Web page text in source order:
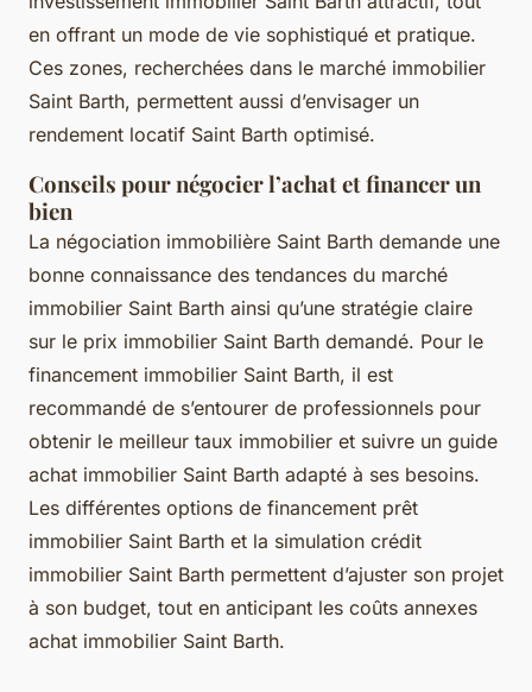
en offrant un mode de vie sophistiqué et pratique.
Ces zones, recherchées dans le marché immobilier
Saint Barth, permettent aussi d’envisager un
rendement locatif Saint Barth optimisé.
Conseils pour négocier l’achat et financer un
bien
La négociation immobilière Saint Barth demande une
bonne connaissance des tendances du marché
immobilier Saint Barth ainsi qu’une stratégie claire
sur le prix immobilier Saint Barth demandé. Pour le
financement immobilier Saint Barth, il est
recommandé de s’entourer de professionnels pour
obtenir le meilleur taux immobilier et suivre un guide
achat immobilier Saint Barth adapté à ses besoins.
Les différentes options de financement prêt
immobilier Saint Barth et la simulation crédit
immobilier Saint Barth permettent d’ajuster son projet
à son budget, tout en anticipant les coûts annexes
achat immobilier Saint Barth.